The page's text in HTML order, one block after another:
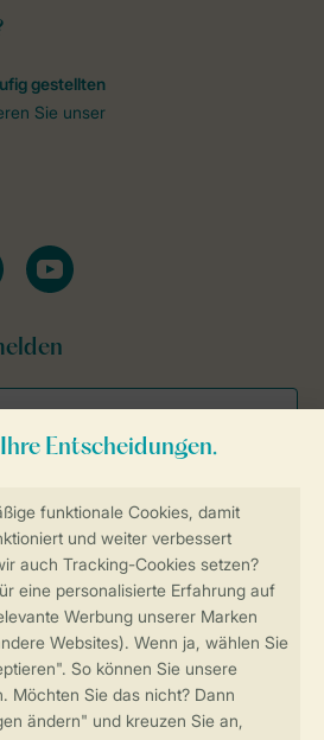
Online-Buchung
gestellten
Sie unser
youtube